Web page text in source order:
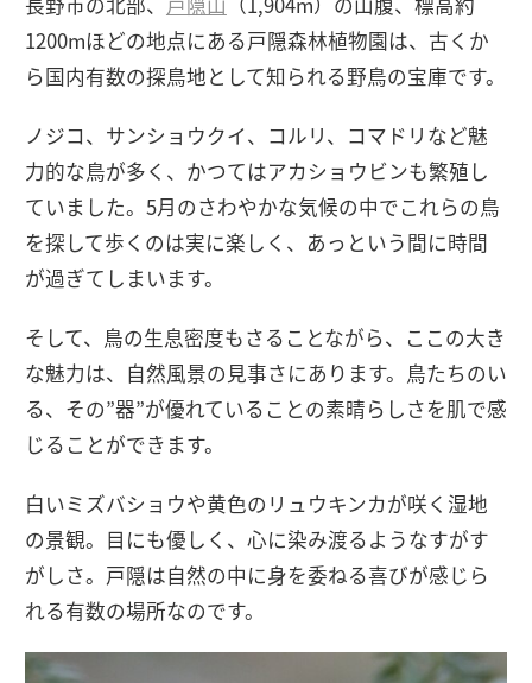
1200mほどの地点にある戸隠森林植物園は、古くか
ら国内有数の探鳥地として知られる野鳥の宝庫です。
ノジコ、サンショウクイ、コルリ、コマドリなど魅
力的な鳥が多く、かつてはアカショウビンも繁殖し
ていました。5月のさわやかな気候の中でこれらの鳥
を探して歩くのは実に楽しく、あっという間に時間
が過ぎてしまいます。
そして、鳥の生息密度もさることながら、ここの大き
な魅力は、自然風景の見事さにあります。鳥たちのい
る、その”器”が優れていることの素晴らしさを肌で感
じることができます。
白いミズバショウや黄色のリュウキンカが咲く湿地
の景観。目にも優しく、心に染み渡るようなすがす
がしさ。戸隠は自然の中に身を委ねる喜びが感じら
れる有数の場所なのです。